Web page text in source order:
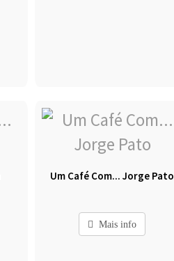
Um Café Com... Jorge Pato
Mais info